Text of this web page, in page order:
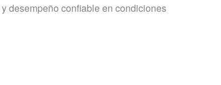
desempeño confiable en condiciones